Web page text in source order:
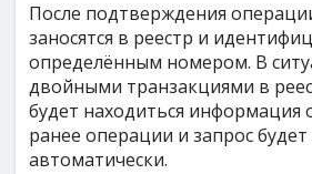
После подтверждения
заносятся в реестр и
определённым номером. В
двойными транзакциями в
будет находиться информация
ранее операции и запрос
автоматически.